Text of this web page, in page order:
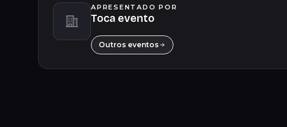
APRESENTADO POR
Toca evento
Outros eventos